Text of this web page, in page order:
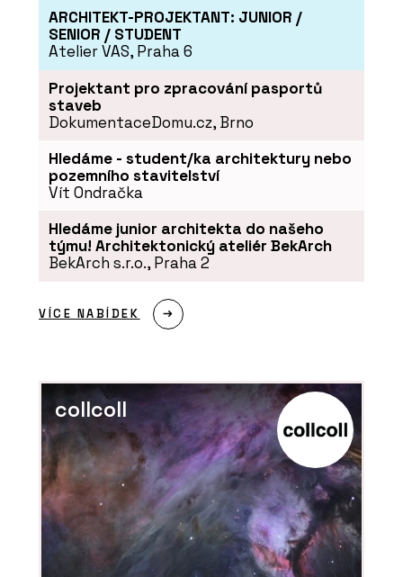
ARCHITEKT-PROJEKTANT: JUNIOR /
SENIOR / STUDENT
Atelier VAS, Praha 6
Projektant pro zpracování pasportů
staveb
DokumentaceDomu.cz, Brno
Hledáme - student/ka architektury nebo
pozemního stavitelství
Vít Ondračka
Hledáme junior architekta do našeho
týmu! Architektonický ateliér BekArch
BekArch s.r.o., Praha 2
VÍCE NABÍDEK
collcoll